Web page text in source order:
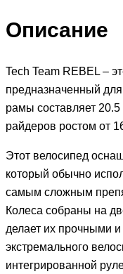
Описание
Tech Team REBEL –
предназначенный
рамы составляет
райдеров ростом от
Этот велосипед
который обычно
самым сложным
Колеса собраны на
делает их прочными
экстремального
интегрированной